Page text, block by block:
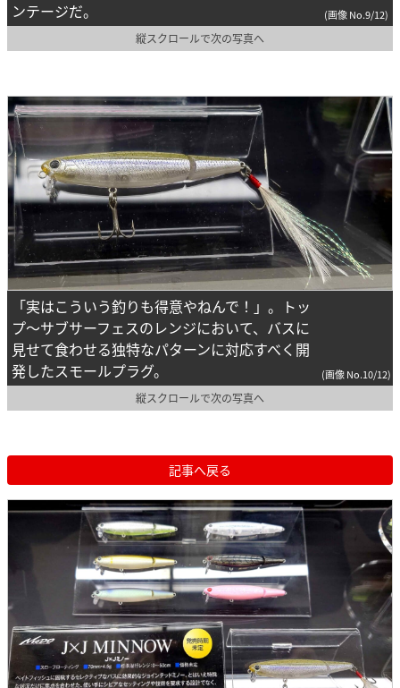
ンテージだ。
(画像 No.9/12)
縦スクロールで次の写真へ
「実はこういう釣りも得意やねんで！」。トッ
プ～サブサーフェスのレンジにおいて、バスに
見せて食わせる独特なパターンに対応すべく開
発したスモールプラグ。
(画像 No.10/12)
縦スクロールで次の写真へ
記事へ戻る